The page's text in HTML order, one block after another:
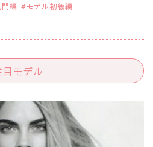
編
モデル初級編
目モデル